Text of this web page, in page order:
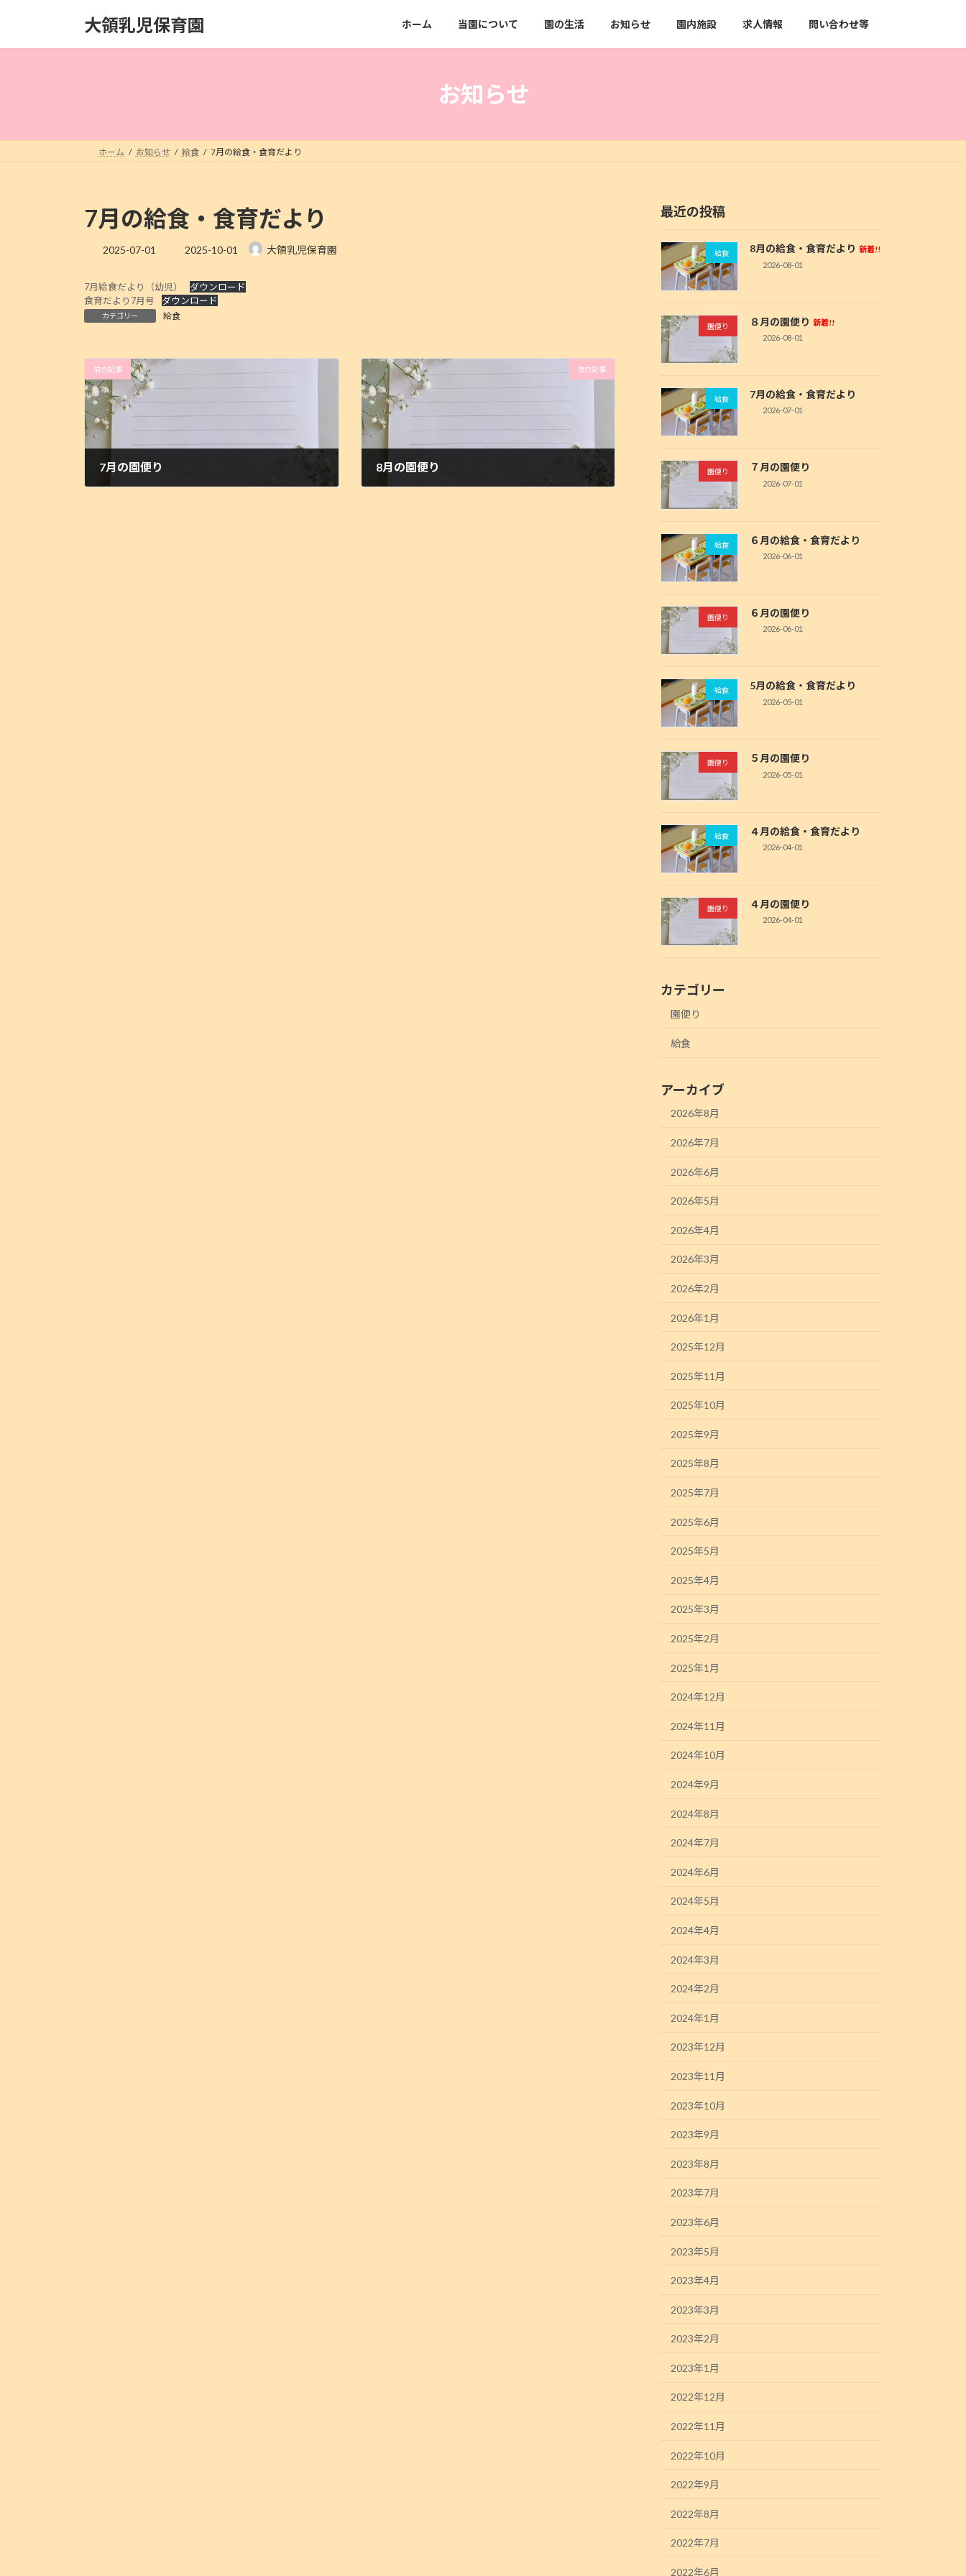
大領乳児保育園 ホーム 当園について 園の生活 お知らせ 園内施設 求人情報 問い合わせ等
お知らせ
ホーム お知らせ 給食 7月の給食・食育だより
7月の給食・食育だより
2025-07-01
最
新
日
2025-10-01 大領乳児保育園
7月給食だより（幼児）
ダウンロード
食育だより7月号
ダウンロード
カテゴリー 給食
前の記事
7月の園便り
次の記事
8月の園便り
最近の投稿
給食 8月の給食・食育だより 新着!!
2026-08-01
園便り ８月の園便り 新着!!
2026-08-01
給食 7月の給食・食育だより
2026-07-01
園便り ７月の園便り
2026-07-01
給食 ６月の給食・食育だより
2026-06-01
園便り ６月の園便り
2026-06-01
給食 5月の給食・食育だより
2026-05-01
園便り ５月の園便り
2026-05-01
給食 ４月の給食・食育だより
2026-04-01
園便り ４月の園便り
2026-04-01
カテゴリー
園便り
給食
アーカイブ
2026年8月
2026年7月
2026年6月
2026年5月
2026年4月
2026年3月
2026年2月
2026年1月
2025年12月
2025年11月
2025年10月
2025年9月
2025年8月
2025年7月
2025年6月
2025年5月
2025年4月
2025年3月
2025年2月
2025年1月
2024年12月
2024年11月
2024年10月
2024年9月
2024年8月
2024年7月
2024年6月
2024年5月
2024年4月
2024年3月
2024年2月
2024年1月
2023年12月
2023年11月
2023年10月
2023年9月
2023年8月
2023年7月
2023年6月
2023年5月
2023年4月
2023年3月
2023年2月
2023年1月
2022年12月
2022年11月
2022年10月
2022年9月
2022年8月
2022年7月
2022年6月